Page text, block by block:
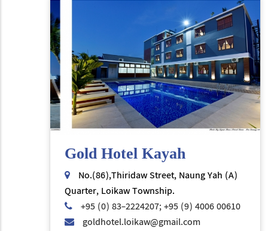
Gold Hotel Kayah
No.(86),Thiridaw Street, Naung Yah (A)
Quarter, Loikaw Township.
+95 (0) 83-2224207; +95 (9) 4006 00610
goldhotel.loikaw@gmail.com